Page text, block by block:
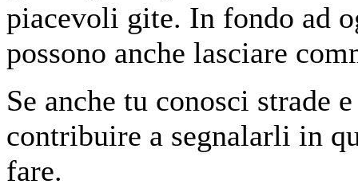
piacevoli gite. In fondo ad
possono anche lasciare
Se anche tu conosci strade
contribuire a segnalarli in
fare.